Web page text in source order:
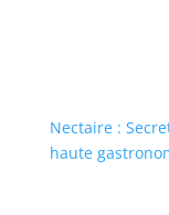
Nectaire :
haute